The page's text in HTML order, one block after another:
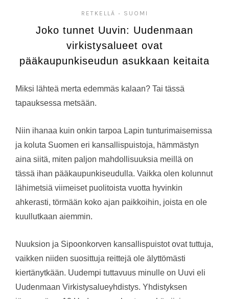
RETKELLÄ • SUOMI
Joko tunnet Uuvin: Uudenmaan
virkistysalueet ovat
pääkaupunkiseudun asukkaan keitaita
Miksi lähteä merta edemmäs kalaan? Tai tässä
tapauksessa metsään.
Niin ihanaa kuin onkin tarpoa Lapin tunturimaisemissa
ja koluta Suomen eri kansallispuistoja, hämmästyn
aina siitä, miten paljon mahdollisuuksia meillä on
tässä ihan pääkaupunkiseudulla. Vaikka olen kolunnut
lähimetsiä viimeiset puolitoista vuotta hyvinkin
ahkerasti, törmään koko ajan paikkoihin, joista en ole
kuullutkaan aiemmin.
Nuuksion ja Sipoonkorven kansallispuistot ovat tuttuja,
vaikken niiden suosittuja reittejä ole älyttömästi
kiertänytkään. Uudempi tuttavuus minulle on Uuvi eli
Uudenmaan Virkistysalueyhdistys. Yhdistyksen